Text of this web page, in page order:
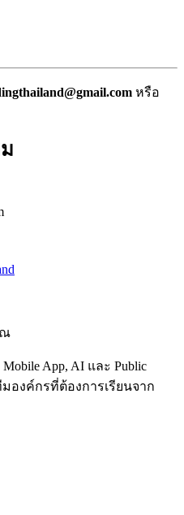
หรือ
ณ
App, AI และ Public
มองค์กรที่ต้องการเรียนจาก